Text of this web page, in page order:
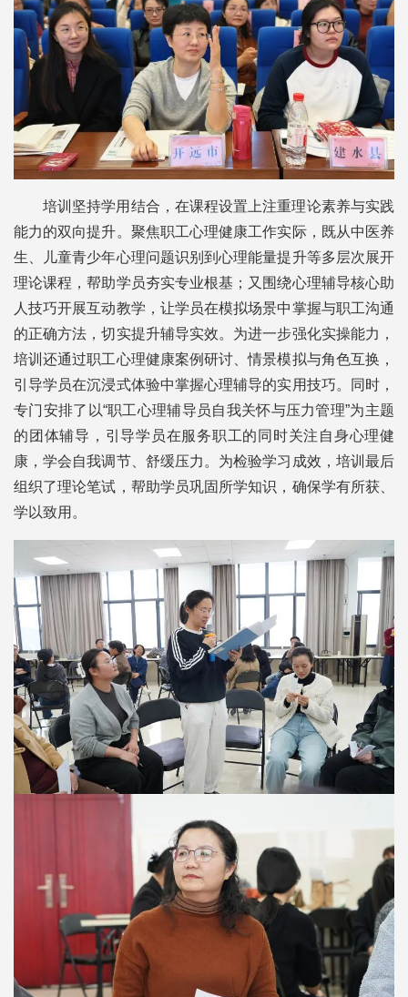
培训坚持学用结合，在课程设置上注重理论素养与实践
能力的双向提升。聚焦职工心理健康工作实际，既从中医养
生、儿童青少年心理问题识别到心理能量提升等多层次展开
理论课程，帮助学员夯实专业根基；又围绕心理辅导核心助
人技巧开展互动教学，让学员在模拟场景中掌握与职工沟通
的正确方法，切实提升辅导实效。为进一步强化实操能力，
培训还通过职工心理健康案例研讨、情景模拟与角色互换，
引导学员在沉浸式体验中掌握心理辅导的实用技巧。同时，
专门安排了以“职工心理辅导员自我关怀与压力管理”为主题
的团体辅导，引导学员在服务职工的同时关注自身心理健
康，学会自我调节、舒缓压力。为检验学习成效，培训最后
组织了理论笔试，帮助学员巩固所学知识，确保学有所获、
学以致用。